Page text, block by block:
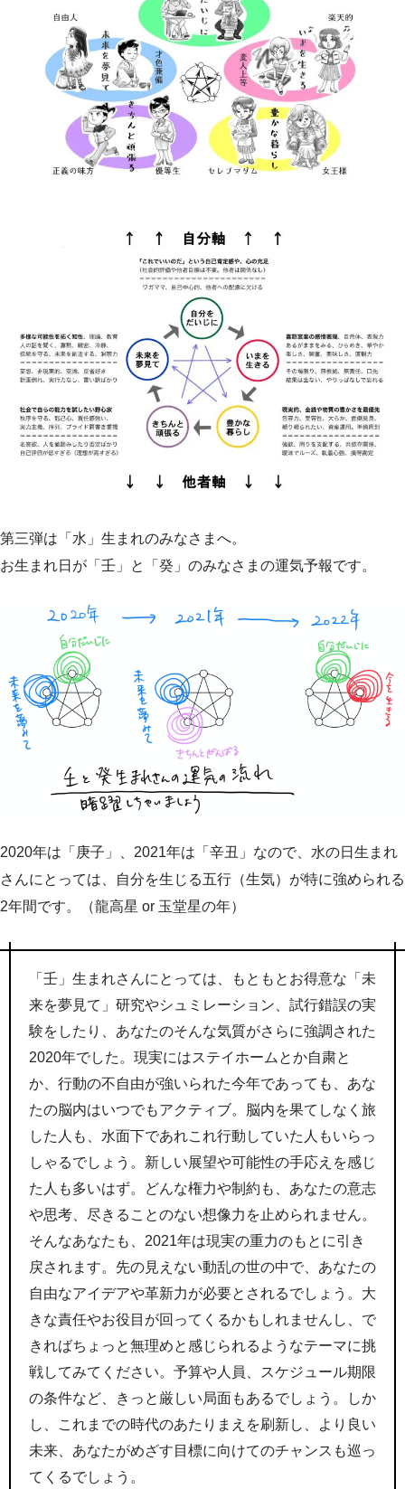
第三弾は「水」生まれのみなさまへ。
お生まれ日が「壬」と「癸」のみなさまの運気予報です。
2020年は「庚子」、2021年は「辛丑」なので、水の日生まれ
さんにとっては、自分を生じる五行（生気）が特に強められる
2年間です。（龍高星 or 玉堂星の年）
「壬」生まれさんにとっては、もともとお得意な「未
来を夢見て」研究やシュミレーション、試行錯誤の実
験をしたり、あなたのそんな気質がさらに強調された
2020年でした。現実にはステイホームとか自粛と
か、行動の不自由が強いられた今年であっても、あな
たの脳内はいつでもアクティブ。脳内を果てしなく旅
した人も、水面下であれこれ行動していた人もいらっ
しゃるでしょう。新しい展望や可能性の手応えを感じ
た人も多いはず。どんな権力や制約も、あなたの意志
や思考、尽きることのない想像力を止められません。
そんなあなたも、2021年は現実の重力のもとに引き
戻されます。先の見えない動乱の世の中で、あなたの
自由なアイデアや革新力が必要とされるでしょう。大
きな責任やお役目が回ってくるかもしれませんし、で
きればちょっと無理めと感じられるようなテーマに挑
戦してみてください。予算や人員、スケジュール期限
の条件など、きっと厳しい局面もあるでしょう。しか
し、これまでの時代のあたりまえを刷新し、より良い
未来、あなたがめざす目標に向けてのチャンスも巡っ
てくるでしょう。